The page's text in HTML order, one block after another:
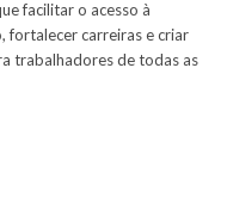
facilitar o acesso à
fortalecer carreiras e criar
trabalhadores de todas as